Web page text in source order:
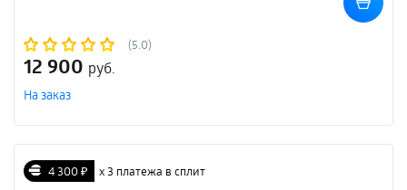
(5.0)
12 900 руб.
На заказ
4 300 ₽ х 3 платежа в сплит